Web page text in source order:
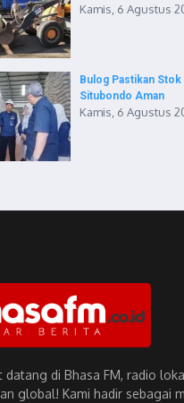
Kamis, 6 Agustus
Bulog Pastikan
Situbondo Aman
Kamis, 6 Agustus
datang di Bhasa FM, radio
global! Kami hadir sebagai